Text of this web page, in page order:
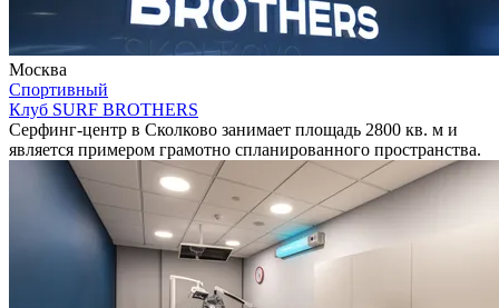
Москва
Спортивный
Клуб SURF BROTHERS
Серфинг-центр в Сколково занимает площадь 2800 кв. м и
является примером грамотно спланированного пространства.